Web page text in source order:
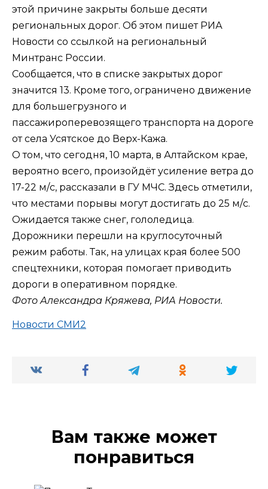
этой причине закрыты больше десяти
региональных дорог. Об этом пишет РИА
Новости со ссылкой на региональный
Минтранс России.
Сообщается, что в списке закрытых дорог
значится 13. Кроме того, ограничено движение
для большегрузного и
пассажироперевозящего транспорта на дороге
от села Усятское до Верх-Кажа.
О том, что сегодня, 10 марта, в Алтайском крае,
вероятно всего, произойдёт усиление ветра до
17-22 м/с, рассказали в ГУ МЧС. Здесь отметили,
что местами порывы могут достигать до 25 м/с.
Ожидается также снег, гололедица.
Дорожники перешли на круглосуточный
режим работы. Так, на улицах края более 500
спецтехники, которая помогает приводить
дороги в оперативном порядке.
Фото Александра Кряжева, РИА Новости.
Новости СМИ2
Вам также может
понравиться